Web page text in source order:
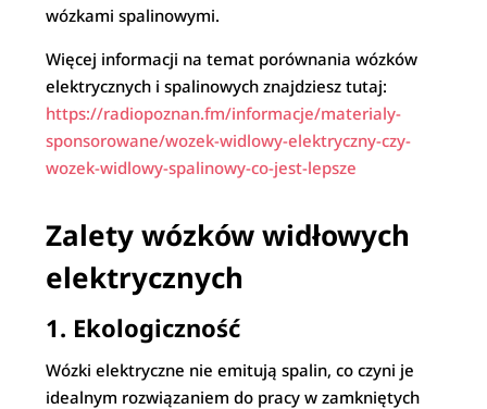
wózkami spalinowymi.
Więcej informacji na temat porównania wózków
elektrycznych i spalinowych znajdziesz tutaj:
https://radiopoznan.fm/informacje/materialy-
sponsorowane/wozek-widlowy-elektryczny-czy-
wozek-widlowy-spalinowy-co-jest-lepsze
Zalety wózków widłowych
elektrycznych
1. Ekologiczność
Wózki elektryczne nie emitują spalin, co czyni je
idealnym rozwiązaniem do pracy w zamkniętych